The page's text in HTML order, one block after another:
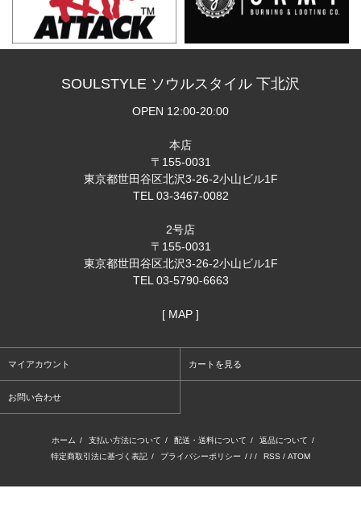
SOULSTYLE ソウルスタイル 下北沢
OPEN 12:00-20:00
本店
〒155-0031
東京都世田谷区北沢3-26-2小山ビル1F
TEL 03-3467-0082
2号店
〒155-0031
東京都世田谷区北沢3-26-2小山ビル1F
TEL 03-5790-6663
[ MAP ]
マイアカウント カートを見る
お問い合わせ
ホーム / 支払い方法について / 配送・送料について / 返品について /
特定商取引法に基づく表記 / プライバシーポリシー / / / RSS / ATOM